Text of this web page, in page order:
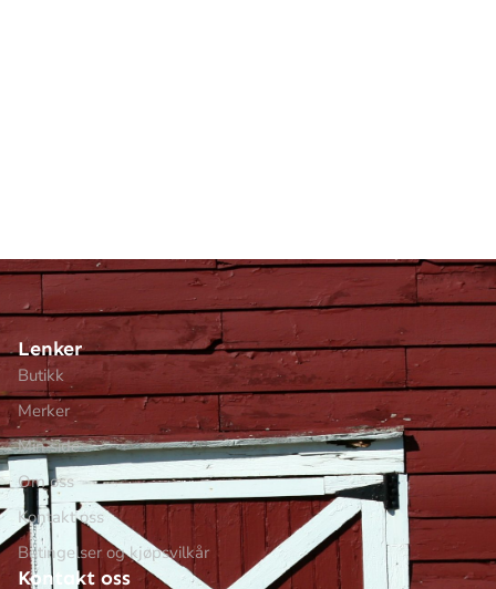
Lenker
Butikk
Merker
Min side
Om oss
Kontakt oss
Betingelser og kjøpsvilkår
Kontakt oss